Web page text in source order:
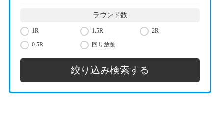
ラウンド数
1R 1.5R
2R
0.5R
回り放題